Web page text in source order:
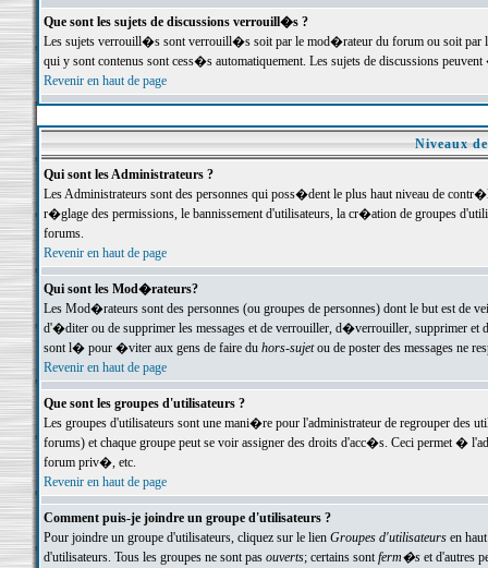
Que sont les sujets de discussions verrouill�s ?
Les sujets verrouill�s sont verrouill�s soit par le mod�rateur du forum ou soit par
qui y sont contenus sont cess�s automatiquement. Les sujets de discussions
Revenir en haut de page
Niveaux
Qui sont les Administrateurs ?
Les Administrateurs sont des personnes qui poss�dent le plus haut niveau de
r�glage des permissions, le bannissement d'utilisateurs, la cr�ation de groupes
forums.
Revenir en haut de page
Qui sont les Mod�rateurs?
Les Mod�rateurs sont des personnes (ou groupes de personnes) dont le but est de
d'�diter ou de supprimer les messages et de verrouiller, d�verrouiller, supprimer
sont l� pour �viter aux gens de faire du hors-sujetou de poster des messages ne
Revenir en haut de page
Que sont les groupes d'utilisateurs ?
Les groupes d'utilisateurs sont une mani�re pour l'administrateur de regrouper des
forums) et chaque groupe peut se voir assigner des droits d'acc�s. Ceci permet
forum priv�, etc.
Revenir en haut de page
Comment puis-je joindre un groupe d'utilisateurs ?
Pour joindre un groupe d'utilisateurs, cliquez sur le lien Groupes d'utilisateursen haut
d'utilisateurs. Tous les groupes ne sont pas ouverts; certains sontferm�set d'autres